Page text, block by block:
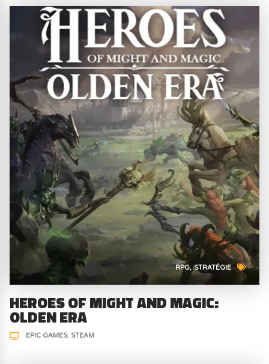
RPG STRATÉGIE
HEROES OF MIGHT AND MAGIC:
OLDEN ERA
EPIC GAMES STEAM